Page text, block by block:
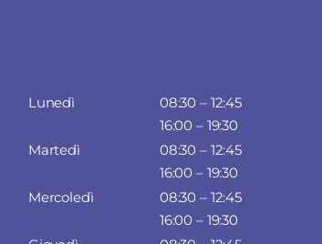
Lunedì
08:30 – 12:45
16:00 – 19:30
Martedì
08:30 – 12:45
16:00 – 19:30
Mercoledì
08:30 – 12:45
16:00 – 19:30